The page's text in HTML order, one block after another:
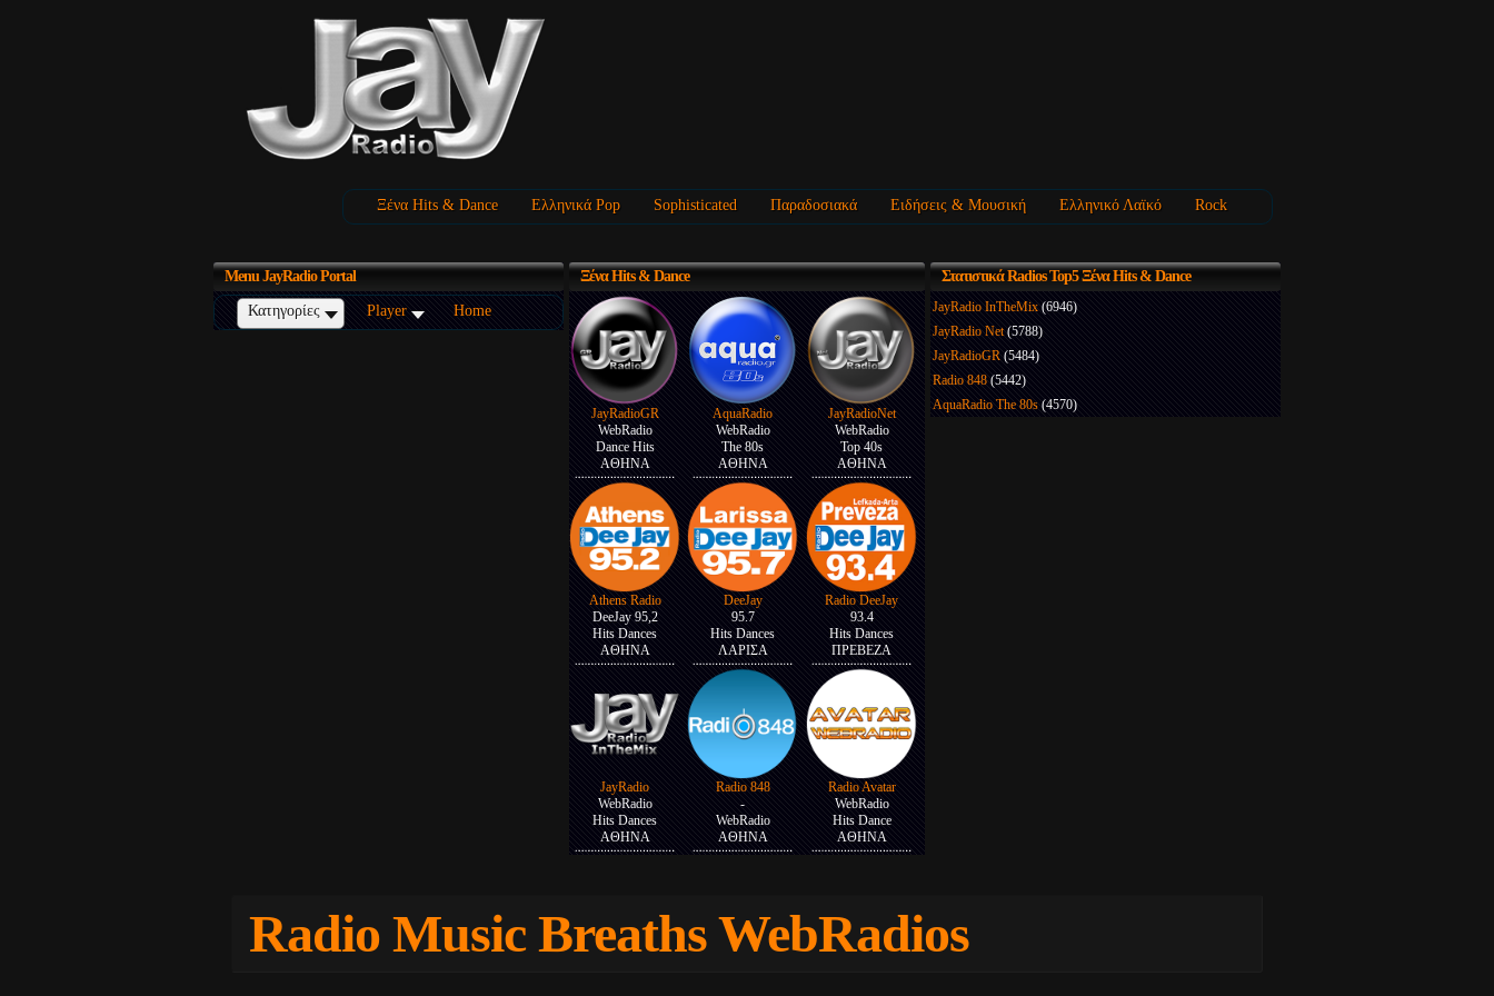
Ξένα Hits & Dance Ελληνικά Pop Sophisticated Παραδοσιακά Ειδήσεις & Μουσική Ελληνικό Λαϊκό Rock
MenuJayRadio Portal
Κατηγορίες Player Home
ΞέναHits & Dance
JayRadioGR
WebRadio
Dance Hits
ΑΘΗΝΑ
AquaRadio
WebRadio
The 80s
ΑΘΗΝΑ
JayRadioNet
WebRadio
Top 40s
ΑΘΗΝΑ
Athens Radio
DeeJay 95,2
Hits Dances
ΑΘΗΝΑ
DeeJay
95.7
Hits Dances
ΛΑΡΙΣΑ
Radio DeeJay
93.4
Hits Dances
ΠΡΕΒΕΖΑ
JayRadio
WebRadio
Hits Dances
ΑΘΗΝΑ
Radio 848
-
WebRadio
ΑΘΗΝΑ
Radio Avatar
WebRadio
Hits Dance
ΑΘΗΝΑ
ΣτατιστικάRadios Top5 Ξένα Hits & Dance
JayRadio InTheMix (6946)
JayRadio Net (5788)
JayRadioGR (5484)
Radio 848 (5442)
AquaRadio The 80s (4570)
Radio Music Breaths WebRadios